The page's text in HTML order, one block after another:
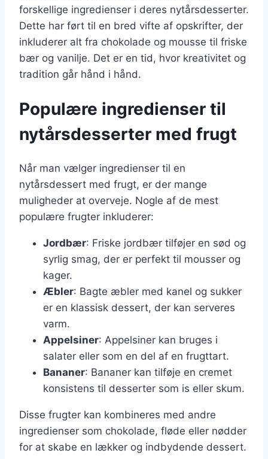
forskellige ingredienser i deres nytårsdesserter.
Dette har ført til en bred vifte af opskrifter, der
inkluderer alt fra chokolade og mousse til friske
bær og vanilje. Det er en tid, hvor kreativitet og
tradition går hånd i hånd.
Populære ingredienser til
nytårsdesserter med frugt
Når man vælger ingredienser til en
nytårsdessert med frugt, er der mange
muligheder at overveje. Nogle af de mest
populære frugter inkluderer:
Jordbær: Friske jordbær tilføjer en sød og
syrlig smag, der er perfekt til mousser og
kager.
Æbler: Bagte æbler med kanel og sukker
er en klassisk dessert, der kan serveres
varm.
Appelsiner: Appelsiner kan bruges i
salater eller som en del af en frugttart.
Bananer: Bananer kan tilføje en cremet
konsistens til desserter som is eller skum.
Disse frugter kan kombineres med andre
ingredienser som chokolade, fløde eller nødder
for at skabe en lækker og indbydende dessert.